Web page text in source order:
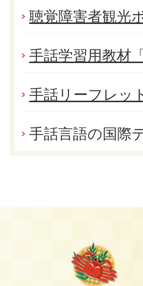
聴覚障害者観光
手話学習用教材
手話リーフレッ
手話言語の国際